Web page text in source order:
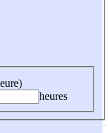
heures